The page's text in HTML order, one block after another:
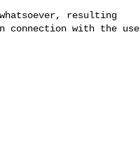
resulting
with the use